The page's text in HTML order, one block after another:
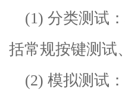
(1) 分类测试
括常规按键测试
(2) 模拟测试